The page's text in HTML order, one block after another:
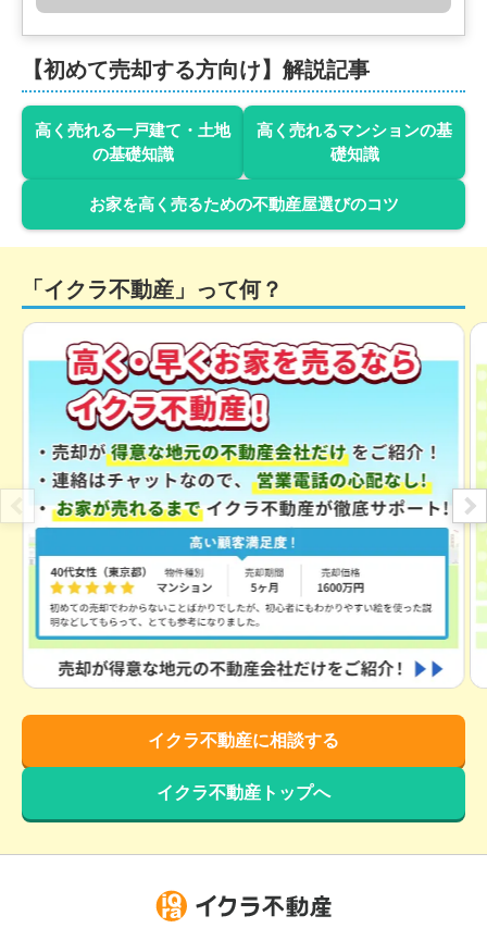
1,700
更地 238㎡
1,000 2022年5月
北海道札幌市南区藤野二条五丁目
500万円
北海道小樽市長橋四丁目
状態:古家あり 土地面積:330㎡
【初めて売却する方向け】解説記事
高く売れる一戸建て・土地
の基礎知識
高く売れるマンションの基
礎知識
お家を高く売るための不動産屋選びのコツ
「イクラ不動産」って何？
イクラ不動産に相談する
イクラ不動産トップへ